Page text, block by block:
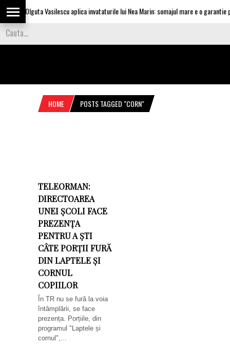
Olguta Vasilescu aplica invataturile lui Nea Marin: somajul mare e o garantie
HOME POSTS TAGGED "CORN"
TELEORMAN:
DIRECTOAREA
UNEI ȘCOLI FACE
PREZENȚA
PENTRU A ȘTI
CÂTE PORȚII FURĂ
DIN LAPTELE ȘI
CORNUL
COPIILOR
În TR nu se fură la voia
întâmplării, se face
prezența. Porțiile, din
programul "Laptele și
cornul",...